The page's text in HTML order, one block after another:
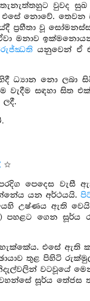
වුවද සුඛ
නොවේ. තෙවන
ප්‍රහීතා වූ
මනාව
නිරුජ්ඣති යනුවෙන් ඒ
ධ්‍යාන නො ලබා
වැදීම සඳහා සිත
පෙදෙස වැසී
යන අර්ථයයි.
උෂ්ණය ඇති
පහළට ගෙන සූර්ය
එසේ ඇති
තුළ පිහිටි
වටවූයේ
සූර්ය තේජස